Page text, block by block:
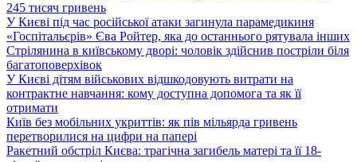
245 тисяч гривень
У Києві під час російської атаки загинула парамедикиня
«Госпітальєрів» Єва Ройтер, яка до останнього рятувала інших
Стрілянина в київському дворі: чоловік здійснив постріли біля
багатоповерхівок
У Києві дітям військових відшкодовують витрати на
контрактне навчання: кому доступна допомога та як її
отримати
Київ без мобільних укриттів: як пів мільярда гривень
перетворилися на цифри на папері
Ракетний обстріл Києва: трагічна загибель матері та її 18-